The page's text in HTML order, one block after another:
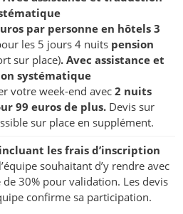
par personne en hôtels 3
les 5 jours 4 nuits pension
sur place). Avec assistance et
systématique
votre week-end avec 2 nuits
99 euros de plus. Devis sur
sur place en supplément.
incluant les frais d’inscription
souhaitant d’y rendre avec
de 30% pour validation. Les devis
confirme sa participation.